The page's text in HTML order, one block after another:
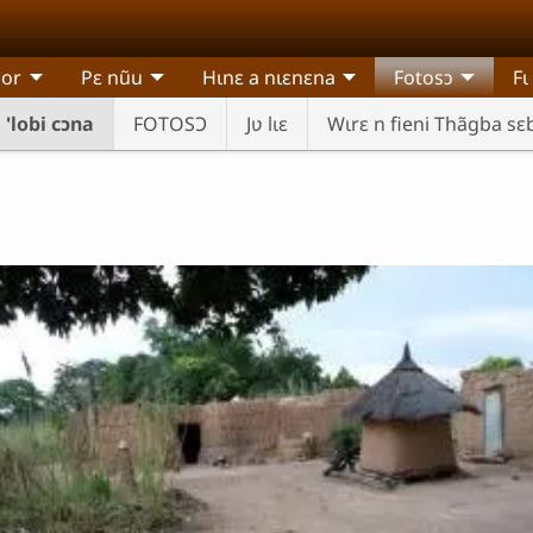
Pɛ nũu Hɩnɛ a nɩɛnɛna
Fotosɔ
'lobi cɔna FOTOSƆ Jʋ lɩɛ Wɩrɛ n fieni Thãgba